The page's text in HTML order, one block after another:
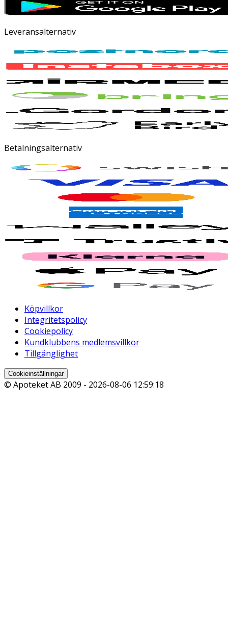
Leveransalternativ
Betalningsalternativ
Köpvillkor
Integritetspolicy
Cookiepolicy
Kundklubbens medlemsvillkor
Tillgänglighet
Cookieinställningar
© Apoteket AB 2009 - 2026-08-06 12:59:18